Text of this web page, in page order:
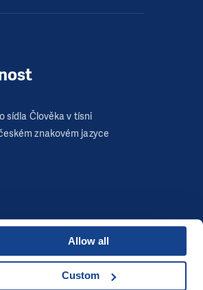
Allow all
Custom
sídla Člověka v tísni
znakovém jazyce
Developed by